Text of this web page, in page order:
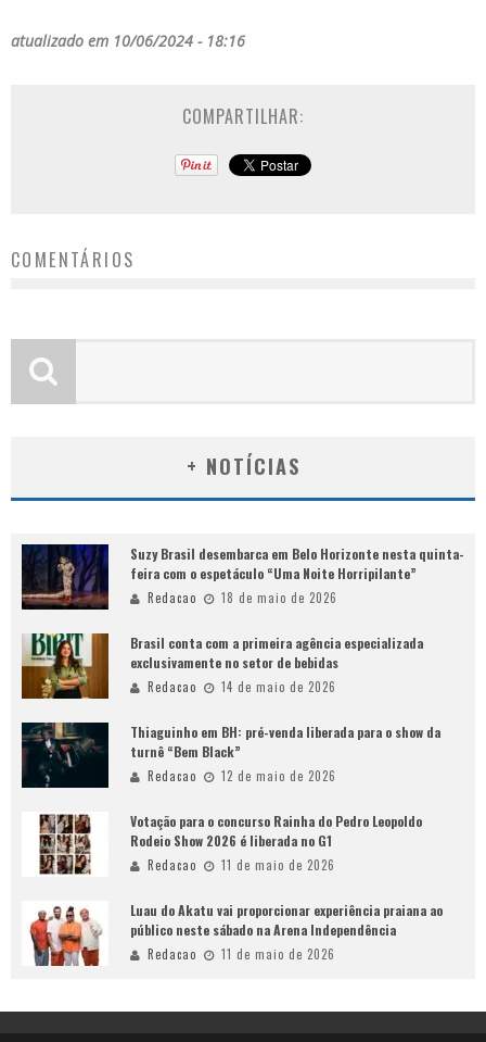
atualizado em 10/06/2024 - 18:16
COMPARTILHAR:
COMENTÁRIOS
+ NOTÍCIAS
Suzy Brasil desembarca em Belo Horizonte nesta quinta-
feira com o espetáculo “Uma Noite Horripilante”
Redacao 18 de maio de 2026
Brasil conta com a primeira agência especializada
exclusivamente no setor de bebidas
Redacao 14 de maio de 2026
Thiaguinho em BH: pré-venda liberada para o show da
turnê “Bem Black”
Redacao 12 de maio de 2026
Votação para o concurso Rainha do Pedro Leopoldo
Rodeio Show 2026 é liberada no G1
Redacao 11 de maio de 2026
Luau do Akatu vai proporcionar experiência praiana ao
público neste sábado na Arena Independência
Redacao 11 de maio de 2026